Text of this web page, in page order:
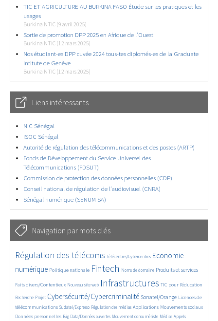
TIC ET AGRICULTURE AU BURKINA FASO Étude sur les pratiques et les
usages
Burkina NTIC (9 avril 2025)
Sortie de promotion DPP 2025 en Afrique de l’Ouest
Burkina NTIC (12 mars 2025)
Nos étudiant-es DPP cuvée 2024 tous-tes diplomés-es de la Graduate
Intitute de Genève
Burkina NTIC (12 mars 2025)
Liens intéressants
NIC Sénégal
ISOC Sénégal
Autorité de régulation des télécommunications et des postes (ARTP)
Fonds de Développement du Service Universel des
Télécommunications (FDSUT)
Commission de protection des données personnelles (CDP)
Conseil national de régulation de l’audiovisuel (CNRA)
Sénégal numérique (SENUM SA)
Navigation par mots clés
4657/5713
Régulation des télécoms
364/5713 Télécentres/Cybercentres
3781/5713
Economie
numérique
1877/5713 Politique nationale
5200/5713 Fintech
686/5713 Noms de domaine
2467/5713 Produits et services
1616/5713
Faits divers/Contentieux Nouveau site web Infrastructures TIC pour l’éducation
Recherche
247/5713Projet
3633/5713 Cybersécurité/Cybercriminalité
2323/5713 Sonatel/Orange
1629/5713
Licences de
télécommunications
299/5713 Sudatel/Expresso
1019/5713 Régulation des médias
1526/5713 Applications
1232/5713 Mouvements sociaux
1670/5713
Données personnelles
146/5713 Big Data/Données ouvertes
626/5713 Mouvement consumériste
366/5713 Médias
751/5713 Appels